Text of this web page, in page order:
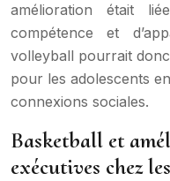
amélioration était
compétence et
volleyball pourrait
pour les adolescents
connexions sociales.
Basketball et
exécutives chez